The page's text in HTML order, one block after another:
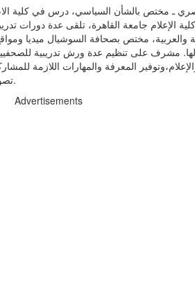
ـ مختص بالشأن السياسي، درس في كلية
الإعلام جامعة القاهرة، تلقى عدة دورات
والعربية، مختص بصحافة السوشيال ميديا
مشرف على تنظيم عدة ورش تدريبية
المعرفة والمهارات اللازمة
تصوير التقارير الإخبارية وإعداد محتوى البرامج التلفزيونية.
Advertisements